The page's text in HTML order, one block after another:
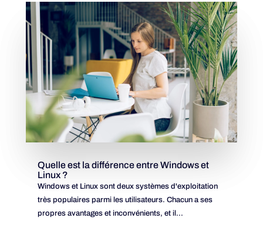
Quelle est la différence entre Windows et
Linux ?
Windows et Linux sont deux systèmes d'exploitation
très populaires parmi les utilisateurs. Chacun a ses
propres avantages et inconvénients, et il...